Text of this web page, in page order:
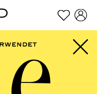
Footer springen